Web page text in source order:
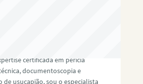
certificada em perícia
documentoscopia e
de usucapião, sou o especialista